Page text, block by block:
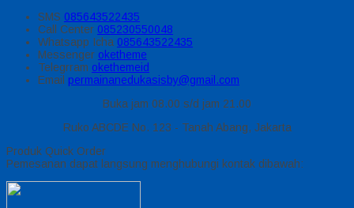
SMS 085643522435
Call Center 085230550048
Whatsapp Icha 085643522435
Messenger oketheme
Telegrram okethemeid
Email permainanedukasisby@gmail.com
Buka jam 08.00 s/d jam 21.00
Ruko ABCDE No. 123 - Tanah Abang, Jakarta
Produk Quick Order
Pemesanan dapat langsung menghubungi kontak dibawah: